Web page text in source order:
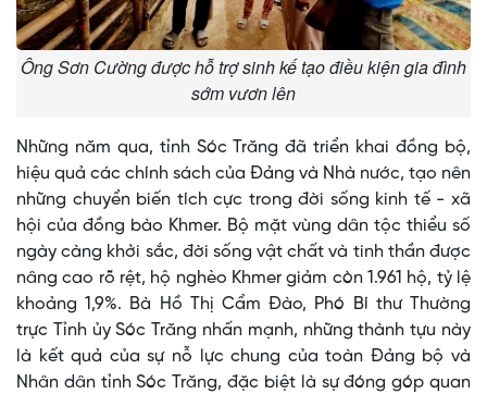
Ông Sơn Cường được hỗ trợ sinh kế tạo điều kiện gia đình
sớm vươn lên
Những năm qua, tỉnh Sóc Trăng đã triển khai đồng bộ,
hiệu quả các chính sách của Đảng và Nhà nước, tạo nên
những chuyển biến tích cực trong đời sống kinh tế - xã
hội của đồng bào Khmer. Bộ mặt vùng dân tộc thiểu số
ngày càng khởi sắc, đời sống vật chất và tinh thần được
nâng cao rõ rệt, hộ nghèo Khmer giảm còn 1.961 hộ, tỷ lệ
khoảng 1,9%. Bà Hồ Thị Cẩm Đào, Phó Bí thư Thường
trực Tỉnh ủy Sóc Trăng nhấn mạnh, những thành tựu này
là kết quả của sự nỗ lực chung của toàn Đảng bộ và
Nhân dân tỉnh Sóc Trăng, đặc biệt là sự đóng góp quan